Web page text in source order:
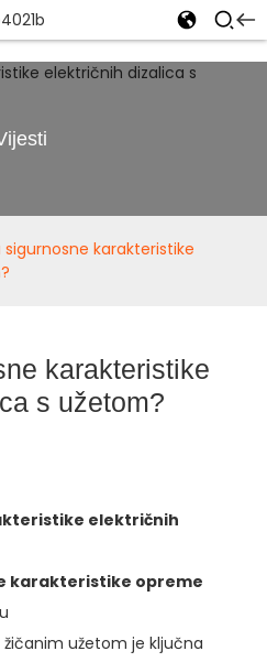
sigurnosne karakteristike
karakteristike
s užetom?
električnih
karakteristike opreme
užetom je ključna